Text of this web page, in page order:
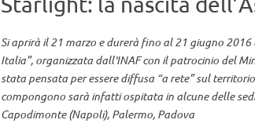
Si aprirà il 21 marzo e durerà fino al 21 giugno
Italia”, organizzata dall'INAF con il patrocinio del
stata pensata per essere diffusa “a rete” sul
compongono sarà infatti ospitata in alcune delle
Capodimonte (Napoli), Palermo, Padova